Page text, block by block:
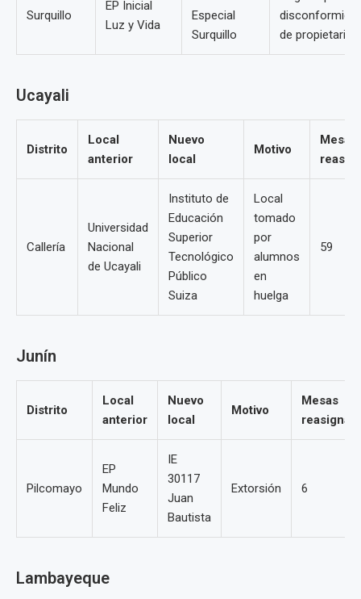
Surquillo
EP Inicial
Luz y Vida
Especial
Surquillo
de propietarios
Ucayali
Distrito
Local
anterior
Nuevo
local
Motivo
Mesas
Callería
Universidad
Nacional
de Ucayali
Instituto de
Educación
Superior
Tecnológico
Público
Suiza
Local
tomado
por
alumnos
en
huelga
59
Junín
Distrito
Local
anterior
Nuevo
local
Motivo
Mesas
Pilcomayo
EP
Mundo
Feliz
IE
30117
Juan
Bautista
Extorsión 6
Lambayeque